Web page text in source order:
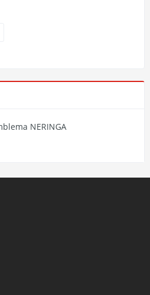
NERINGA